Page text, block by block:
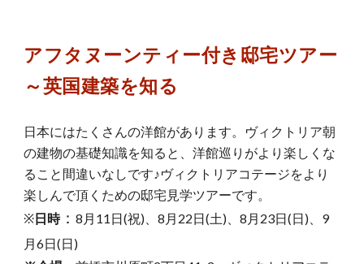
アフタヌーンティー付き邸宅ツアー
～英国建築を知る
日本にはたくさんの洋館があります。ヴィクトリア朝
の建物の基礎知識を知ると、洋館巡りがより楽しくな
ること間違いなしです♪ヴィクトリアコテージをより
楽しんで頂くための邸宅見学ツアーです。
※日時：8月11日(祝)、8月22日(土)、8月23日(日)、9
月6日(日)